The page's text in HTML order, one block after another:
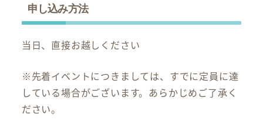
申し込み方法
当日、直接お越しください
※先着イベントにつきましては、すでに定員に達
している場合がございます。あらかじめご了承く
ださい。